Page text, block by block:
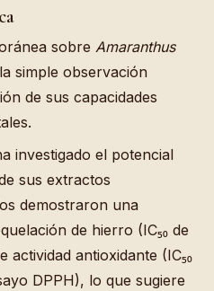
sobre Amaranthus
simple observación
de sus capacidades
investigado el potencial
sus extractos
demostraron una
de hierro (IC₅₀ de
actividad antioxidante (IC₅₀
DPPH), lo que sugiere